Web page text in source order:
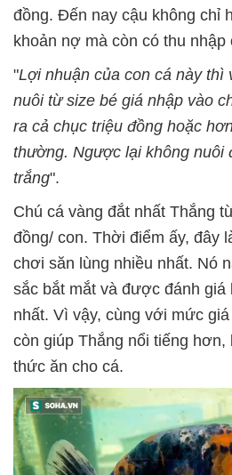
đồng. Đến nay cậu không chỉ
khoản nợ mà còn có thu
"Lợi nhuận của con cá này thì
nuôi từ size bé giá nhập vào
ra cả chục triệu đồng hoặc
thường. Ngược lại không nuôi
trắng".
Chú cá vàng đắt nhất Thắng
đồng/ con. Thời điểm ấy, đây
chơi săn lùng nhiều nhất. Nó
sắc bắt mắt và được đánh
nhất. Vì vậy, cùng với mức
còn giúp Thắng nổi tiếng
thức ăn cho cá.